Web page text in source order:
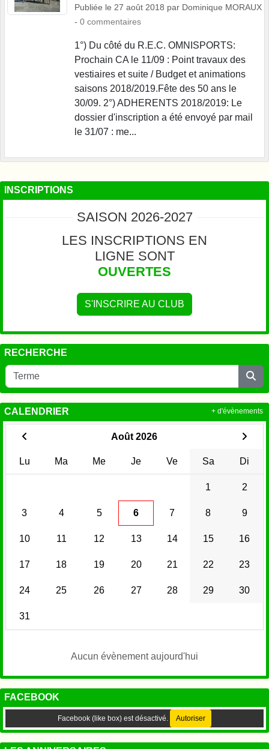
Publiée le 27 août 2018 par Dominique MORAUX
- 0 commentaires
1°) Du côté du R.E.C. OMNISPORTS:
Prochain CA le 11/09 : Point travaux des
vestiaires et suite / Budget et animations
saisons 2018/2019.Fête des 50 ans le
30/09. 2°) ADHERENTS 2018/2019: Le
dossier d'inscription a été envoyé par mail
le 31/07 : me...
INSCRIPTIONS
SAISON 2026-2027
LES INSCRIPTIONS EN
LIGNE SONT
OUVERTES
S'INSCRIRE AU CLUB
RECHERCHE
CALENDRIER
Août 2026
Lu Ma Me Je Ve Sa Di
1 2
3 4 5 6 7 8 9
10 11 12 13 14 15 16
17 18 19 20 21 22 23
24 25 26 27 28 29 30
31
Aucun évènement aujourd'hui
+ d'évènements
FACEBOOK
Facebook (like box) est désactivé. Autoriser